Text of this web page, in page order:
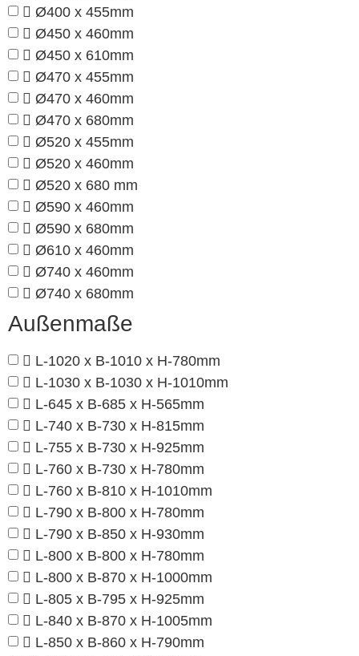
Ø400 x 455mm
Ø450 x 460mm
Ø450 x 610mm
Ø470 x 455mm
Ø470 x 460mm
Ø470 x 680mm
Ø520 x 455mm
Ø520 x 460mm
Ø520 x 680 mm
Ø590 x 460mm
Ø590 x 680mm
Ø610 x 460mm
Ø740 x 460mm
Ø740 x 680mm
Außenmaße
L-1020 x B-1010 x H-780mm
L-1030 x B-1030 x H-1010mm
L-645 x B-685 x H-565mm
L-740 x B-730 x H-815mm
L-755 x B-730 x H-925mm
L-760 x B-730 x H-780mm
L-760 x B-810 x H-1010mm
L-790 x B-800 x H-780mm
L-790 x B-850 x H-930mm
L-800 x B-800 x H-780mm
L-800 x B-870 x H-1000mm
L-805 x B-795 x H-925mm
L-840 x B-870 x H-1005mm
L-850 x B-860 x H-790mm